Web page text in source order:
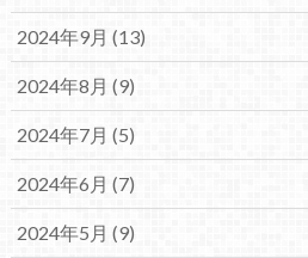
2024年9月 (13)
2024年8月 (9)
2024年7月 (5)
2024年6月 (7)
2024年5月 (9)